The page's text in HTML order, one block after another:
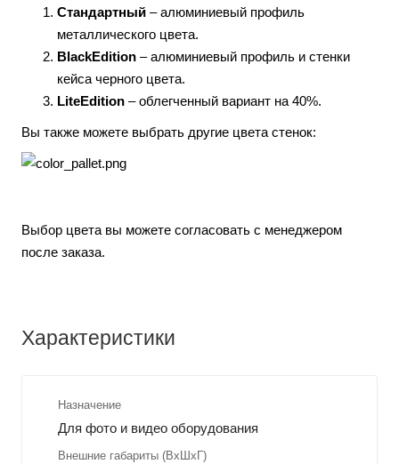
Стандартный – алюминиевый профиль
металлического цвета.
BlackEdition – алюминиевый профиль и стенки
кейса черного цвета.
LiteEdition – облегченный вариант на 40%.
Вы также можете выбрать другие цвета стенок:
Выбор цвета вы можете согласовать с менеджером
после заказа.
Характеристики
Назначение
Для фото и видео оборудования
Внешние габариты (ВхШхГ)